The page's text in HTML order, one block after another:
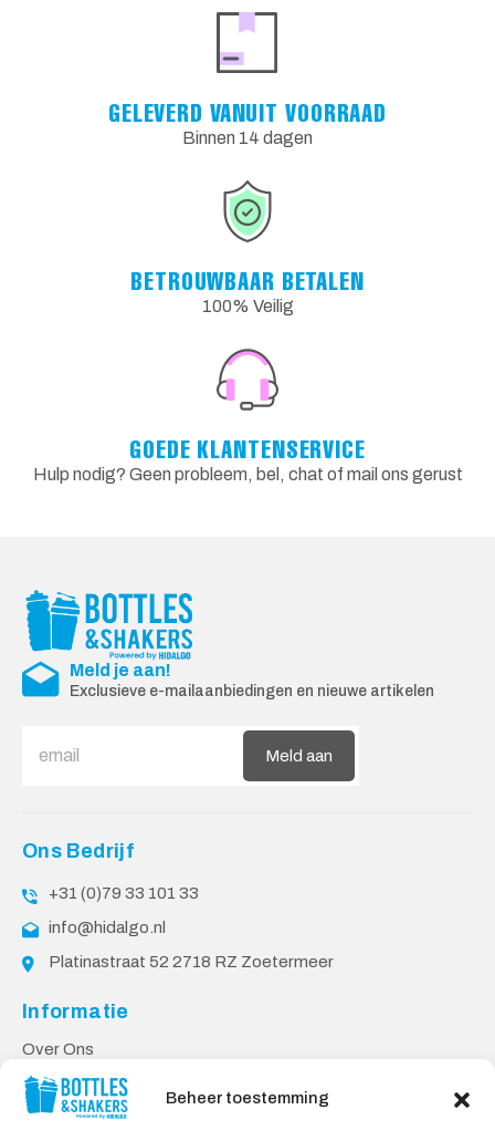
Beheer toestemming
GELEVERD VANUIT VOORRAAD
Binnen 14 dagen
BETROUWBAAR BETALEN
100% Veilig
GOEDE KLANTENSERVICE
Hulp nodig? Geen probleem, bel, chat of mail ons gerust
Meld je aan!
Exclusieve e-mailaanbiedingen en nieuwe artikelen
Meld aan
Ons Bedrijf
+31 (0)79 33 101 33
info@hidalgo.nl
Platinastraat 52 2718 RZ Zoetermeer
Informatie
Over Ons
PPP Voorwaarden
Klantenservice